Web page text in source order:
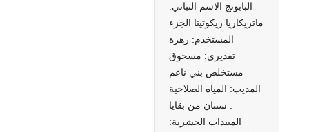
البابونج الاسم النباتي:
ماتريكاريا ريكوتيتا الجزء
المستخدم: زهرة
تقديري: مسحوق
مستخلص بني ناعم
المذيب: المياه الصلاحية
: سنتان من بقايا
المبيدات الحشرية: